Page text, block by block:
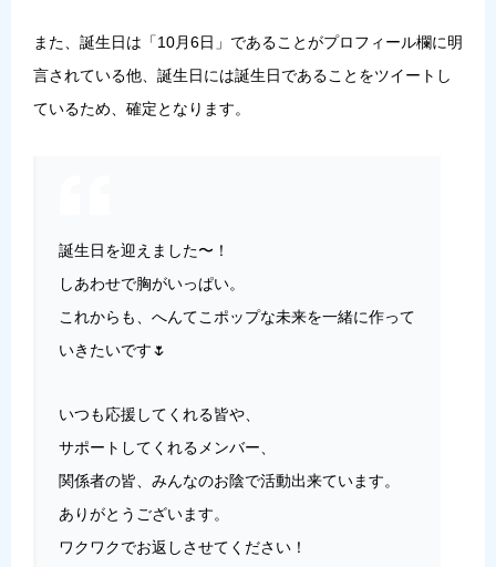
また、誕生日は「10月6日 」であることがプロフィール欄に明
言されている他、誕生日には誕生日であることをツイートし
ているため、確定となります。
誕生日を迎えました〜！
しあわせで胸がいっぱい。
これからも、へんてこポップな未来を一緒に作って
いきたいです🌷
いつも応援してくれる皆や、
サポートしてくれるメンバー、
関係者の皆、みんなのお陰で活動出来ています。
ありがとうございます。
ワクワクでお返しさせてください！